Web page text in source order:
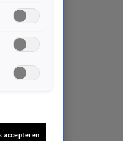
accepteren